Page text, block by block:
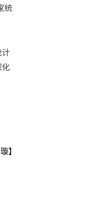
统
计
化
】